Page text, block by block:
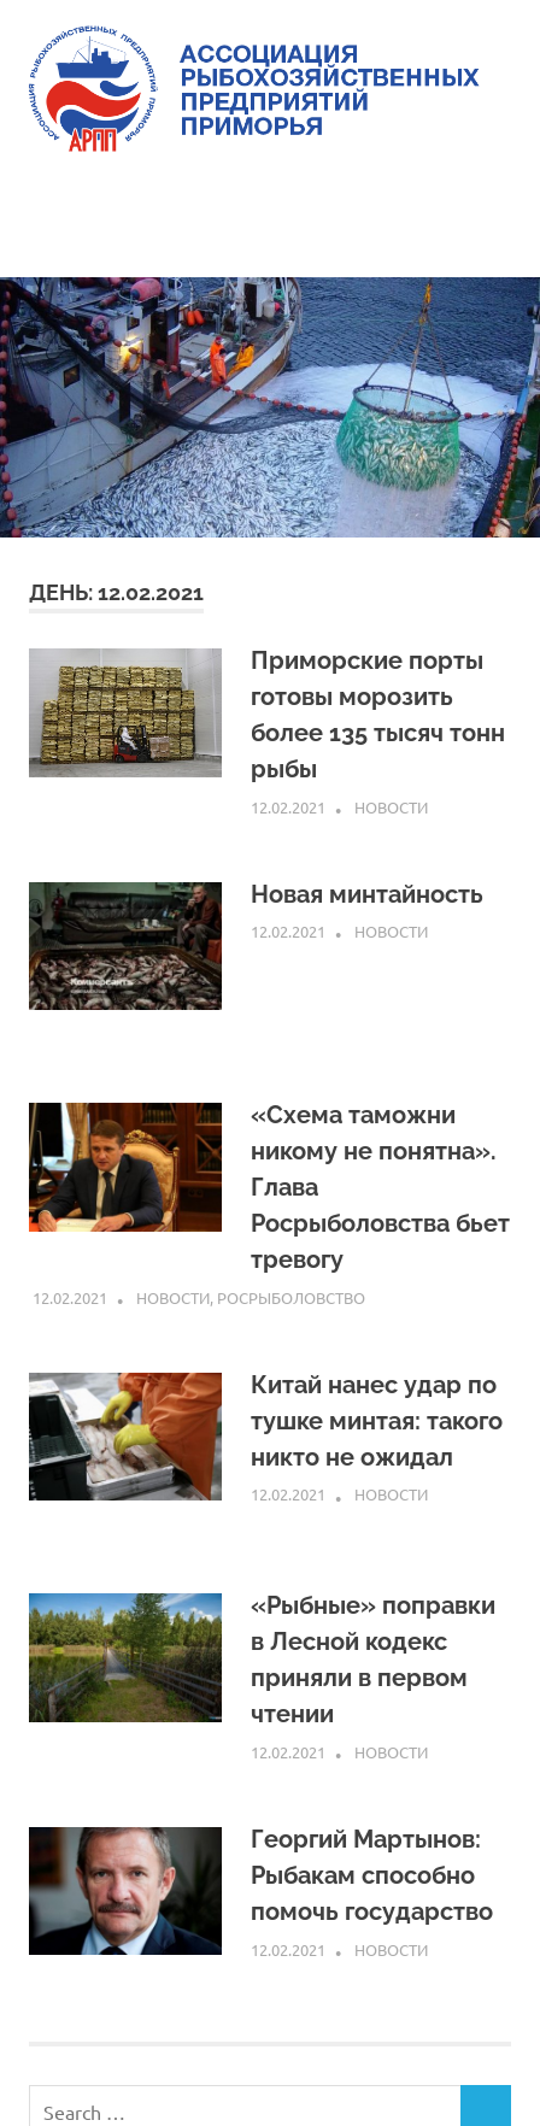
content
предприятий
Приморья
ДЕНЬ:12.02.2021
Приморские порты
готовы морозить
более 135 тысяч тонн
рыбы
12.02.2021 ARPP
НОВОСТИ
Новая минтайность
12.02.2021 ARPP
НОВОСТИ
«Схема таможни
никому не понятна».
Глава
Росрыболовства бьет
тревогу
12.02.2021 ARPP
НОВОСТИ, РОСРЫБОЛОВСТВО
Китай нанес удар по
тушке минтая: такого
никто не ожидал
12.02.2021 ARPP
НОВОСТИ
«Рыбные» поправки
в Лесной кодекс
приняли в первом
чтении
12.02.2021 ARPP
НОВОСТИ
Георгий Мартынов:
Рыбакам способно
помочь государство
12.02.2021 ARPP
НОВОСТИ